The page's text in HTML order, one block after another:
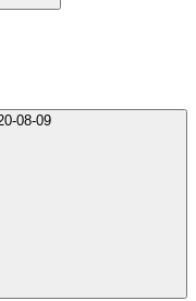
+7 (495) 220-08-09